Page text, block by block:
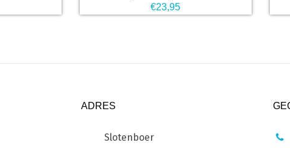
€23,95
ADRES
Slotenboer